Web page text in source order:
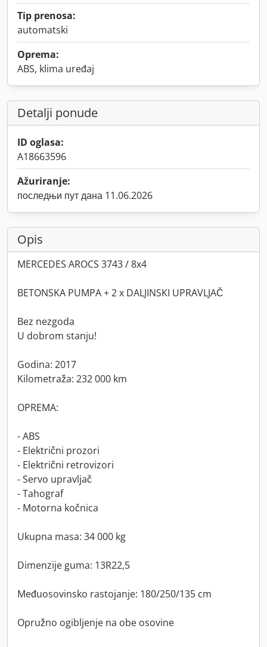
Tip prenosa:
automatski
Oprema:
ABS, klima uređaj
Detalji ponude
ID oglasa:
A18663596
Ažuriranje:
последњи пут дана 11.06.2026
Opis
MERCEDES AROCS 3743 / 8x4
BETONSKA PUMPA + 2 x DALJINSKI UPRAVLJAČ
Bez nezgoda
U dobrom stanju!
Godina: 2017
Kilometraža: 232 000 km
OPREMA:
- ABS
- Električni prozori
- Električni retrovizori
- Servo upravljač
- Tahograf
- Motorna kočnica
Ukupna masa: 34 000 kg
Dimenzije guma: 13R22,5
Međuosovinsko rastojanje: 180/250/135 cm
Opružno ogibljenje na obe osovine